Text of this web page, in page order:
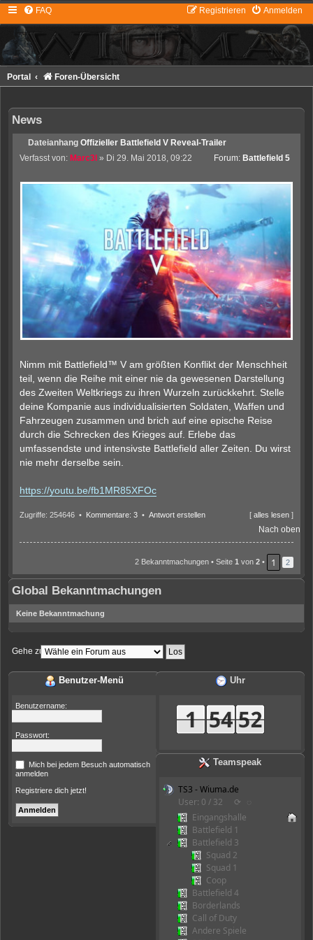
FAQ Anmelden
Registrieren
Portal Foren-Übersicht
News
Dateianhang Offizieller Battlefield V Reveal-Trailer
Verfasst von: Marc3l » Di 29. Mai 2018, 09:22 Forum: Battlefield 5
Nimm mit Battlefield™ V am größten Konflikt der Menschheit
teil, wenn die Reihe mit einer nie da gewesenen Darstellung
des Zweiten Weltkriegs zu ihren Wurzeln zurückkehrt. Stelle
deine Kompanie aus individualisierten Soldaten, Waffen und
Fahrzeugen zusammen und brich auf eine epische Reise
durch die Schrecken des Krieges auf. Erlebe das
umfassendste und intensivste Battlefield aller Zeiten. Du wirst
nie mehr derselbe sein.
https://youtu.be/fb1MR85XFOc
Zugriffe: 254646 • Kommentare: 3 • Antwort erstellen [ alles lesen ]
Nach oben
2 Bekanntmachungen • Seite 1 von 2 • 1 2
Global Bekanntmachungen
Keine Bekanntmachung
Gehe zu:
Benutzer-Menü
Benutzername:
Passwort:
Mich bei jedem Besuch automatisch
anmelden
Registriere dich jetzt!
Uhr
Teamspeak
TS3 - Wiuma.de
User: 0 / 32
⟳
Eingangshalle
Battlefield 1
Battlefield 3
Squad 2
Squad 1
Coop
Battlefield 4
Borderlands
Call of Duty
Andere Spiele